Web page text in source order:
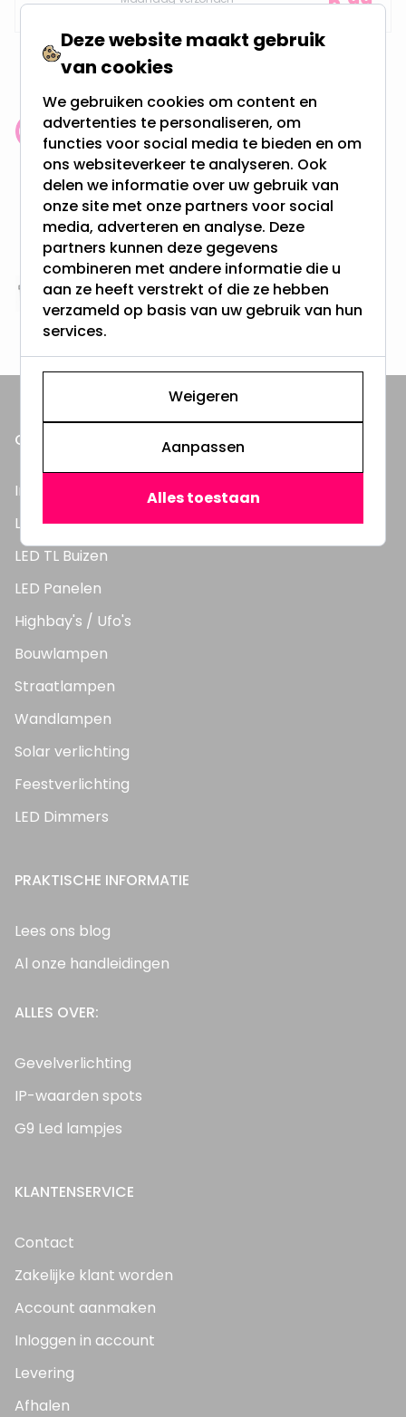
Klantenbeoordeling: 9.4/10
meer dan 100.000 klanten gingen u voor
Gratis verzending + snel geleverd
Vanaf EUR100,- naar NL & BE
& 100 dagen recht op retour
Altijd uit eigen voorraad
3000m2 - 60.000+ Producten
ONZE PRODUCTEN
Inbouwspots
LED Lampen
LED TL Buizen
LED Panelen
Highbay's / Ufo's
Bouwlampen
Straatlampen
Wandlampen
Solar verlichting
Feestverlichting
LED Dimmers
PRAKTISCHE INFORMATIE
Lees ons blog
Al onze handleidingen
ALLES OVER:
Gevelverlichting
IP-waarden spots
G9 Led lampjes
KLANTENSERVICE
Contact
Zakelijke klant worden
Account aanmaken
Inloggen in account
Levering
Afhalen
Deze website maakt gebruik
van cookies
We gebruiken cookies om content en
advertenties te personaliseren, om
functies voor social media te bieden en om
ons websiteverkeer te analyseren. Ook
delen we informatie over uw gebruik van
onze site met onze partners voor social
media, adverteren en analyse. Deze
partners kunnen deze gegevens
combineren met andere informatie die u
aan ze heeft verstrekt of die ze hebben
verzameld op basis van uw gebruik van hun
services.
Weigeren
Aanpassen
Alles toestaan